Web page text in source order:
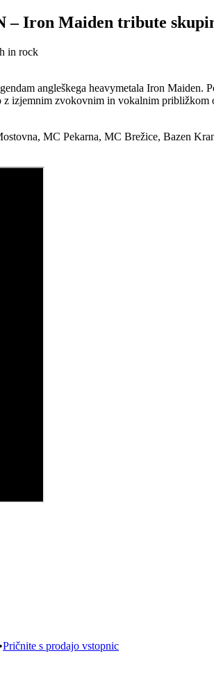
– Iron Maiden tribute
in rock
angleškega heavymetala Iron Maiden.
izjemnim zvokovnim in vokalnim
MC Pekarna, MC Brežice, Bazen
Pričnite s prodajo vstopnic